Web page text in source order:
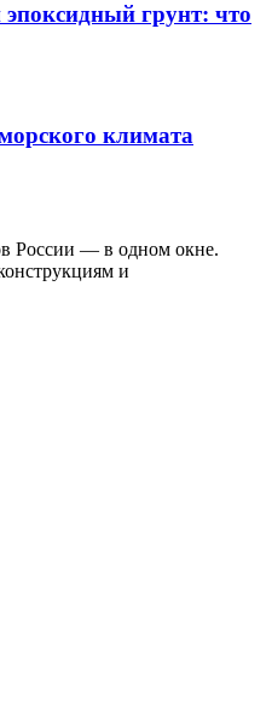
грунт: что
климата
России — в одном окне.
и